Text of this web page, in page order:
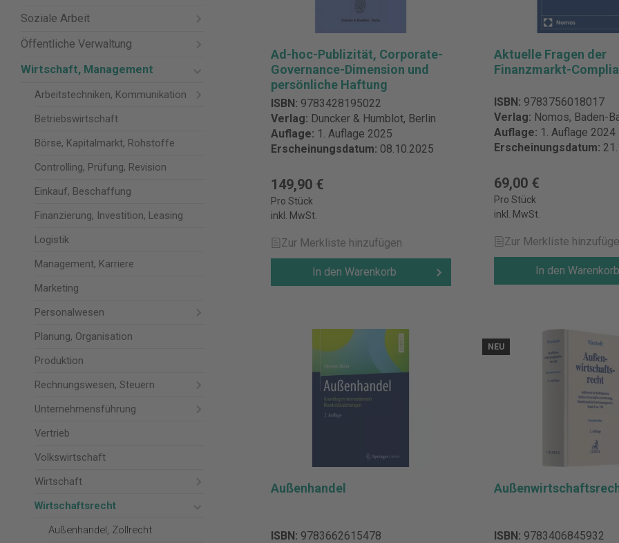
Soziale Arbeit
Öffentliche Verwaltung
Wirtschaft, Management
Arbeitstechniken, Kommunikation
Betriebswirtschaft
Börse, Kapitalmarkt, Rohstoffe
Controlling, Prüfung, Revision
Einkauf, Beschaffung
Finanzierung, Investition, Leasing
Logistik
Management, Karriere
Marketing
Personalwesen
Planung, Organisation
Produktion
Rechnungswesen, Steuern
Unternehmensführung
Vertrieb
Volkswirtschaft
Wirtschaft
Wirtschaftsrecht
Außenhandel, Zollrecht
Ad-hoc-Publizität, Corporate-
Governance-Dimension und
persönliche Haftung
ISBN: 9783428195022
Verlag: Duncker & Humblot, Berlin
Auflage: 1. Auflage 2025
Erscheinungsdatum: 08.10.2025
149,90 €
Pro Stück
inkl. MwSt.
Zur Merkliste hinzufügen
In den Warenkorb
Aktuelle Fragen der
Finanzmarkt-
ISBN: 9783756018017
Verlag: Nomos, Baden-
Auflage: 1. Auflage 2024
Erscheinungsdatum:
69,00 €
Pro Stück
inkl. MwSt.
Zur Merkliste
In den Warenkorb
Außenhandel
ISBN: 9783662615478
NEU
ISBN: 9783406845932